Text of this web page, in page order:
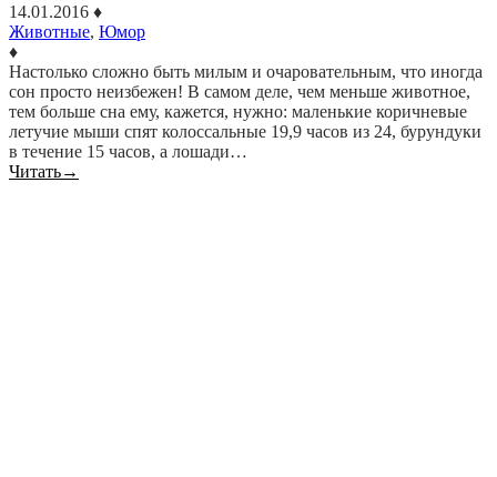
14.01.2016 ♦
Животные, Юмор
♦
Настолько сложно быть милым и очаровательным, что иногда
сон просто неизбежен! В самом деле, чем меньше животное,
тем больше сна ему, кажется, нужно: маленькие коричневые
летучие мыши спят колоссальные 19,9 часов из 24, бурундуки
в течение 15 часов, а лошади…
Читать→